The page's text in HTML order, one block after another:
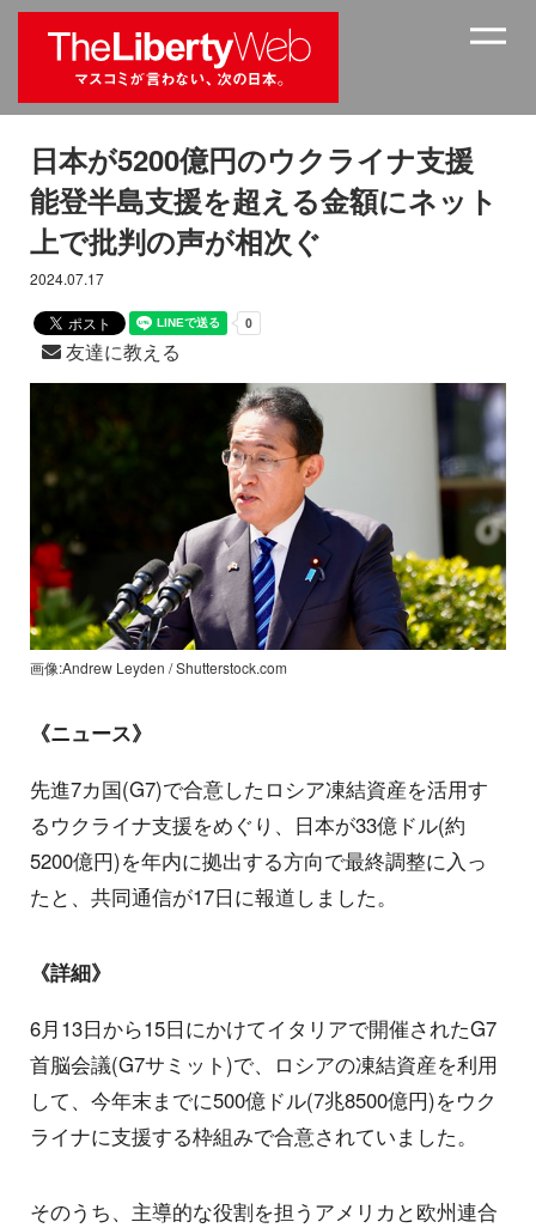
日本が5200億円のウクライナ支援
能登半島支援を超える金額にネット
上で批判の声が相次ぐ
2024.07.17
友達に教える
画像:Andrew Leyden / Shutterstock.com
《ニュース》
先進7カ国(G7)で合意したロシア凍結資産を活用す
るウクライナ支援をめぐり、日本が33億ドル(約
5200億円)を年内に拠出する方向で最終調整に入っ
たと、共同通信が17日に報道しました。
《詳細》
6月13日から15日にかけてイタリアで開催されたG7
首脳会議(G7サミット)で、ロシアの凍結資産を利用
して、今年末までに500億ドル(7兆8500億円)をウク
ライナに支援する枠組みで合意されていました。
そのうち、主導的な役割を担うアメリカと欧州連合